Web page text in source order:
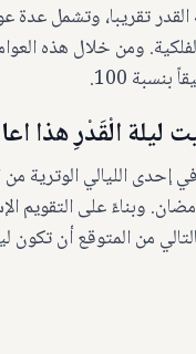
القدر تقريبا، وتشمل
ومن خلال هذه
100.
ليلة الْقَدْرِ هذا
تقع ليلة القدر في إحدى